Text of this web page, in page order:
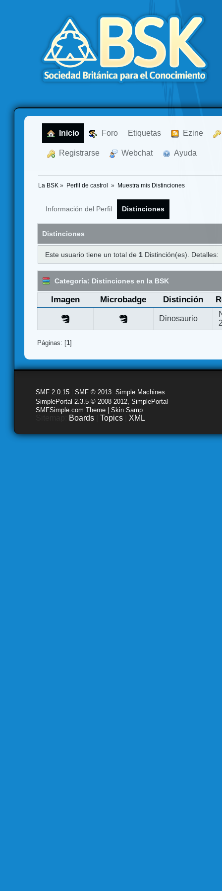
Inicio Foro Etiquetas Ezine
Registrarse Webchat Ayuda
La BSK » Perfil de castrol » Muestra mis Distinciones
Información del Perfil Distinciones
Distinciones
Este usuario tiene un total de 1 Distinción(es). Detalles:
Categoría: Distinciones en la BSK
Imagen Microbadge Distinción
Dinosaurio
Páginas: [1]
SMF 2.0.15 SMF © 2013 Simple Machines
SimplePortal 2.3.5 © 2008-2012, SimplePortal
SMFSimple.com Theme | Skin Samp
Boards Topics XML